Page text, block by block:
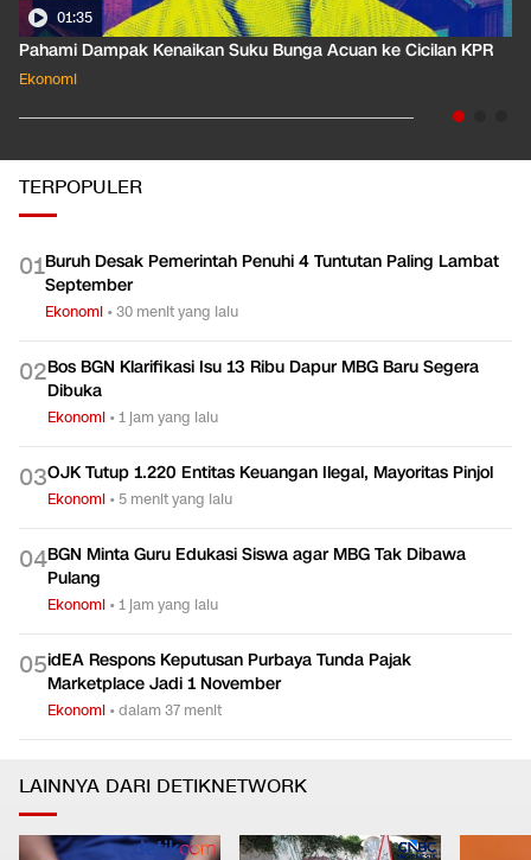
01:35
Pahami Dampak Kenaikan Suku Bunga Acuan ke Cicilan KPR
Ekonomi
TERPOPULER
01Buruh Desak Pemerintah Penuhi 4 Tuntutan Paling Lambat
September
Ekonomi •30 menit yang lalu
02Bos BGN Klarifikasi Isu 13 Ribu Dapur MBG Baru Segera
Dibuka
Ekonomi •1 jam yang lalu
03OJK Tutup 1.220 Entitas Keuangan Ilegal, Mayoritas Pinjol
Ekonomi • 5 menit yang lalu
04BGN Minta Guru Edukasi Siswa agar MBG Tak Dibawa
Pulang
Ekonomi •1 jam yang lalu
05idEA Respons Keputusan Purbaya Tunda Pajak
Marketplace Jadi 1 November
Ekonomi •dalam 37 menit
LAINNYA DARI DETIKNETWORK